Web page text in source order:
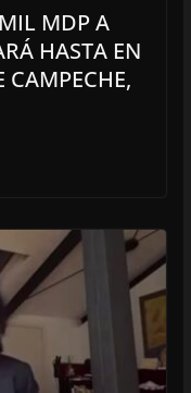
MDP A
HASTA EN
CAMPECHE,